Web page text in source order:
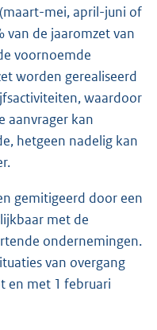
mei, april-juni of
van de jaaromzet van
voornoemde
worden gerealiseerd
waardoor
aanvrager kan
hetgeen nadelig kan
gemitigeerd door een
met de
ondernemingen.
van overgang
en met 1 februari